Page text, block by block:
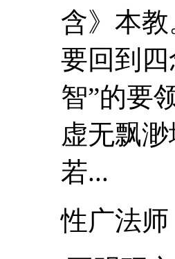
含》本
要回到
智”的要
虚无飘
若...
性广法师